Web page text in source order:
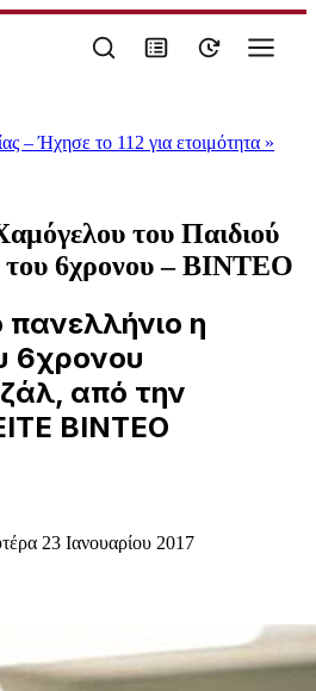
– Ήχησε το 112 για ετοιμότητα »
του Παιδιού
του 6χρονου – ΒΙΝΤΕΟ
πανελλήνιο η
6χρονου
από την
ΒΙΝΤΕΟ
23 Ιανουαρίου 2017